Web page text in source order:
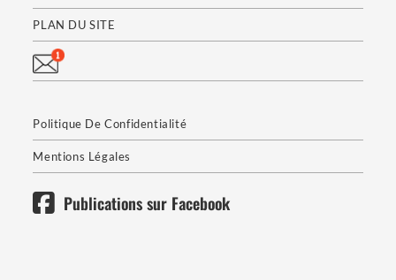
PLAN DU SITE
Politique De Confidentialité
Mentions Légales
Publications sur Facebook